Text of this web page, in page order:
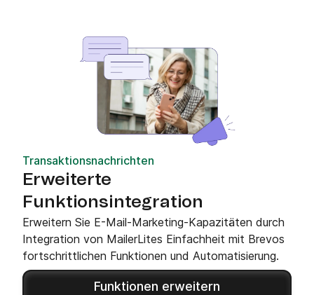
Transaktionsnachrichten
Erweiterte
Funktionsintegration
Erweitern Sie E-Mail-Marketing-Kapazitäten durch
Integration von MailerLites Einfachheit mit Brevos
fortschrittlichen Funktionen und Automatisierung.
Funktionen erweitern